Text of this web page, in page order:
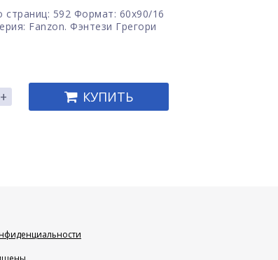
592 Формат: 60x90/16
Fanzon. Фэнтези Грегори
+ КУПИТЬ